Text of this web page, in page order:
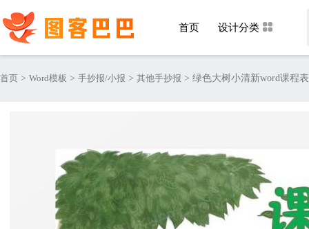
首页 设计分类
首页 > Word模板 > 手抄报/小报 > 其他手抄报 > 绿色大树小清新word课程